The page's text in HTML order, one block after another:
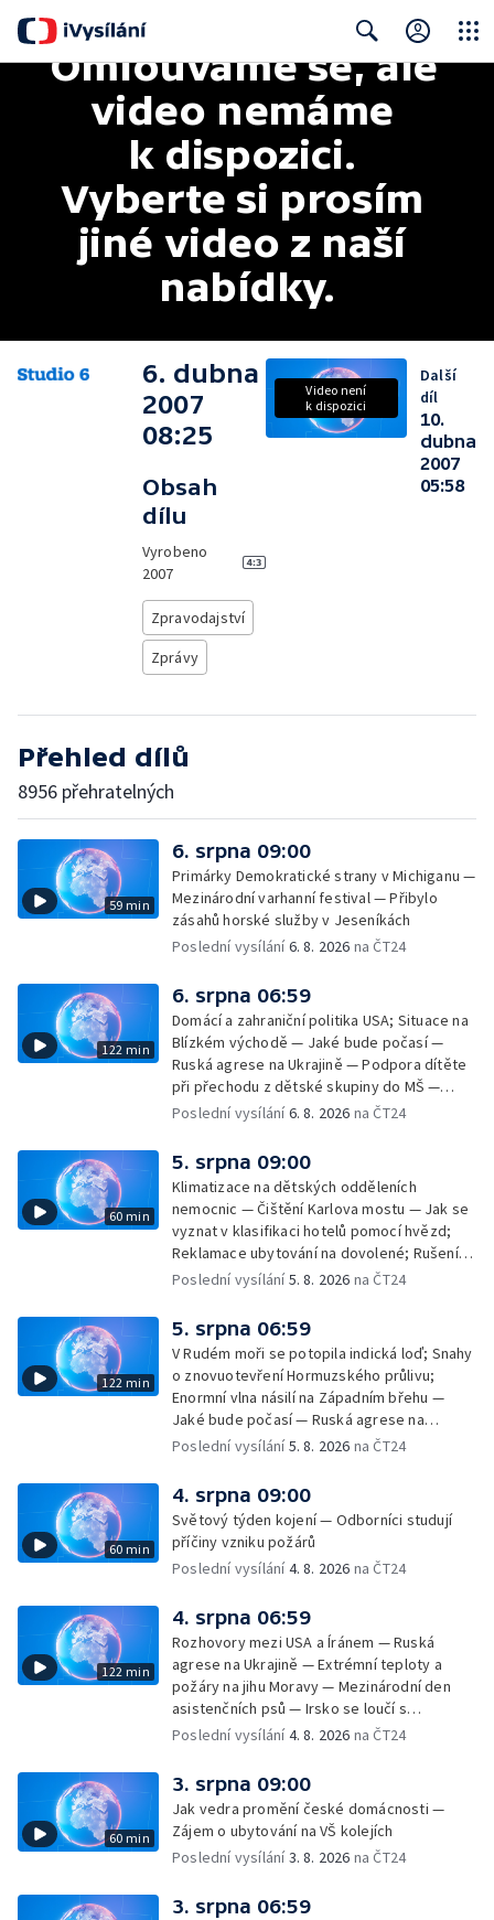
Search
Omlouváme se, ale
video nemáme
k dispozici.
Vyberte si prosím
jiné video z naší
nabídky.
6. dubna
2007
08:25
Obsah
dílu
Vyrobeno
2007
Zpravodajství
Zprávy
Video není
k dispozici
Další
díl
10.
dubna
2007
05:58
Přehled dílů
8956 přehratelných
59 min
6. srpna 09:00
Primárky Demokratické strany v Michiganu —
Mezinárodní varhanní festival — Přibylo
zásahů horské služby v Jeseníkách
Poslední vysílání6. 8. 2026 na ČT24
122 min
6. srpna 06:59
Domácí a zahraniční politika USA; Situace na
Blízkém východě — Jaké bude počasí —
Ruská agrese na Ukrajině — Podpora dítěte
při přechodu z dětské skupiny do MŠ —
Filmové premiéry týdne — Dvě deci tuše v
rakovinu prsu
Poslední vysílání6. 8. 2026 na ČT24
60 min
5. srpna 09:00
Klimatizace na dětských odděleních
nemocnic — Čištění Karlova mostu — Jak se
vyznat v klasifikaci hotelů pomocí hvězd;
Reklamace ubytování na dovolené; Rušení
dovolené kvůli přírodním živlům; Práva
na dovolené v zahraničí; Platby a výběry na
dovolené v zahraničí — Těžba léčivé rašeliny
u Malé Morávky
Poslední vysílání5. 8. 2026 na ČT24
122 min
5. srpna 06:59
V Rudém moři se potopila indická loď; Snahy
o znovuotevření Hormuzského průlivu;
Enormní vlna násilí na Západním břehu —
Jaké bude počasí — Ruská agrese na
Ukrajině — Vliv veder na lidské orgány — Při
— Třem obcím na Brněnsku dočasně došla
pitná voda — SP v orientačním běhu v Česku
— Horko a požáry sužují Evropu — Rybářský
příměstský tábor
Poslední vysílání5. 8. 2026 na ČT24
60 min
4. srpna 09:00
Světový týden kojení — Odborníci studují
příčiny vzniku požárů
Poslední vysílání4. 8. 2026 na ČT24
122 min
4. srpna 06:59
Rozhovory mezi USA a Íránem — Ruská
agrese na Ukrajině — Extrémní teploty a
požáry na jihu Moravy — Mezinárodní den
asistenčních psů — Irsko se loučí s
hudebníkem Glenem Hansardem
Poslední vysílání4. 8. 2026 na ČT24
60 min
3. srpna 09:00
Jak vedra promění české domácnosti —
Zájem o ubytování na VŠ kolejích
Poslední vysílání3. 8. 2026 na ČT24
3. srpna 06:59